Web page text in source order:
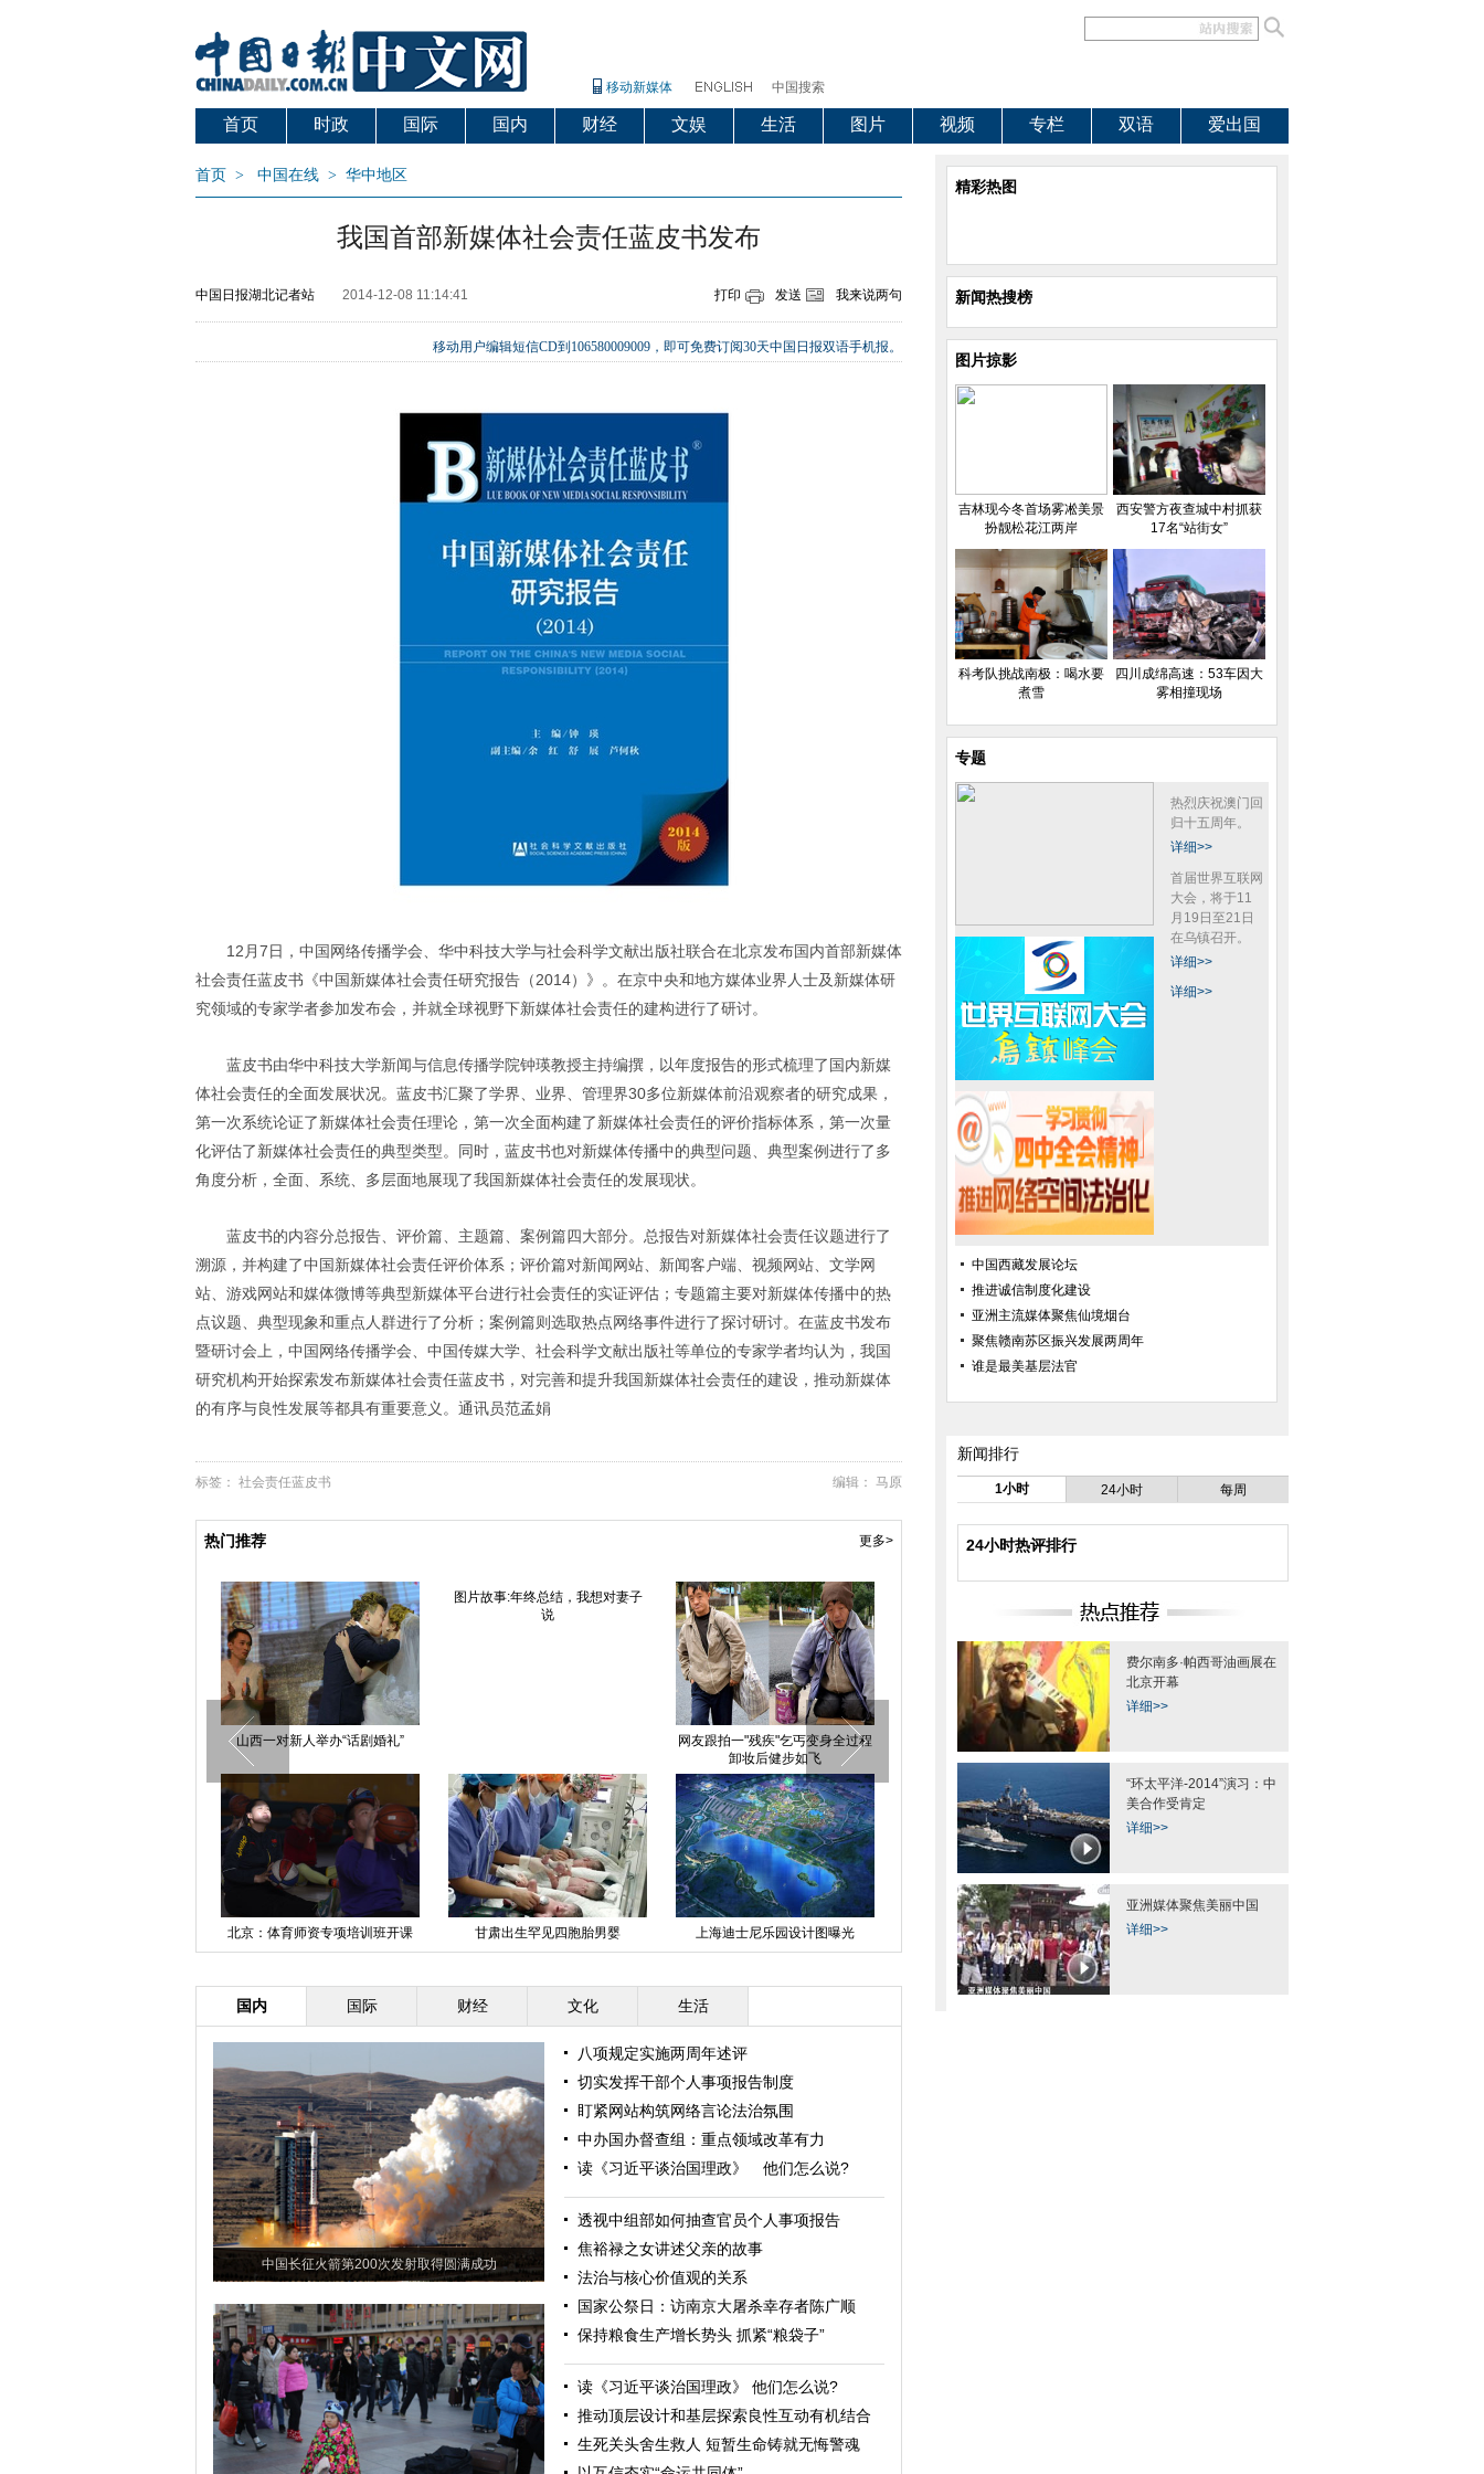
移动新媒体 中国搜索
首页 时政 国际 国内 财经 文娱 生活 图片 视频 专栏 双语 爱出国
首页 > 中国在线 > 华中地区
我国首部新媒体社会责任蓝皮书发布
中国日报湖北记者站 2014-12-08 11:14:41 打印 发送 我来说两句
移动用户编辑短信CD到106580009009，即可免费订阅30天中国日报双语手机报。
12月7日，中国网络传播学会、华中科技大学与社会科学文献出版社联合在北京发布国内首部新媒体
社会责任蓝皮书《中国新媒体社会责任研究报告（2014）》。在京中央和地方媒体业界人士及新媒体研
究领域的专家学者参加发布会，并就全球视野下新媒体社会责任的建构进行了研讨。
蓝皮书由华中科技大学新闻与信息传播学院钟瑛教授主持编撰，以年度报告的形式梳理了国内新媒
体社会责任的全面发展状况。蓝皮书汇聚了学界、业界、管理界30多位新媒体前沿观察者的研究成果，
第一次系统论证了新媒体社会责任理论，第一次全面构建了新媒体社会责任的评价指标体系，第一次量
化评估了新媒体社会责任的典型类型。同时，蓝皮书也对新媒体传播中的典型问题、典型案例进行了多
角度分析，全面、系统、多层面地展现了我国新媒体社会责任的发展现状。
蓝皮书的内容分总报告、评价篇、主题篇、案例篇四大部分。总报告对新媒体社会责任议题进行了
溯源，并构建了中国新媒体社会责任评价体系；评价篇对新闻网站、新闻客户端、视频网站、文学网
站、游戏网站和媒体微博等典型新媒体平台进行社会责任的实证评估；专题篇主要对新媒体传播中的热
点议题、典型现象和重点人群进行了分析；案例篇则选取热点网络事件进行了探讨研讨。在蓝皮书发布
暨研讨会上，中国网络传播学会、中国传媒大学、社会科学文献出版社等单位的专家学者均认为，我国
研究机构开始探索发布新媒体社会责任蓝皮书，对完善和提升我国新媒体社会责任的建设，推动新媒体
的有序与良性发展等都具有重要意义。通讯员范孟娟
编辑： 马原
标签： 社会责任蓝皮书
热门推荐 更多>
图片故事:年终总结，我想对妻子
说
网友跟拍一"残疾"乞丐变身全过程
甘肃出生罕见四胞胎男婴 上海迪士尼乐园设计图曝光
外籍男涉嫌虐待中国养女 8岁女孩
不到40斤
火锅店闭门谢客 专门宴请180位环
探访“中国丝绢烙虎第一人”詹东升
青岛遇15年最冷冬季 北九水溪流
现冰冻奇观
残友的瑜伽梦：像“千手观音”那般
国内 国际 财经 文化 生活
中国长征火箭第200次发射取得圆满成功
八项规定实施两周年述评
切实发挥干部个人事项报告制度
盯紧网站构筑网络言论法治氛围
中办国办督查组：重点领域改革有力
读《习近平谈治国理政》 他们怎么说?
透视中组部如何抽查官员个人事项报告
焦裕禄之女讲述父亲的故事
法治与核心价值观的关系
国家公祭日：访南京大屠杀幸存者陈广顺
保持粮食生产增长势头 抓紧“粮袋子”
读《习近平谈治国理政》 他们怎么说?
推动顶层设计和基层探索良性互动有机结合
生死关头舍生救人 短暂生命铸就无悔警魂
精彩热图
新闻热搜榜
图片掠影
吉林现今冬首场雾凇美景
扮靓松花江两岸
西安警方夜查城中村抓获
17名“站街女”
科考队挑战南极：喝水要
煮雪
四川成绵高速：53车因大
雾相撞现场
专题
热烈庆祝澳门回
归十五周年。
详细>>
首届世界互联网
大会，将于11
月19日至21日
在乌镇召开。
详细>>
详细>>
中国西藏发展论坛
推进诚信制度化建设
亚洲主流媒体聚焦仙境烟台
聚焦赣南苏区振兴发展两周年
谁是最美基层法官
新闻排行
1小时 24小时 每周
24小时热评排行
费尔南多·帕西哥油画展在
北京开幕
详细>>
“环太平洋-2014”演习：中
美合作受肯定
详细>>
亚洲媒体聚焦美丽中国
详细>>